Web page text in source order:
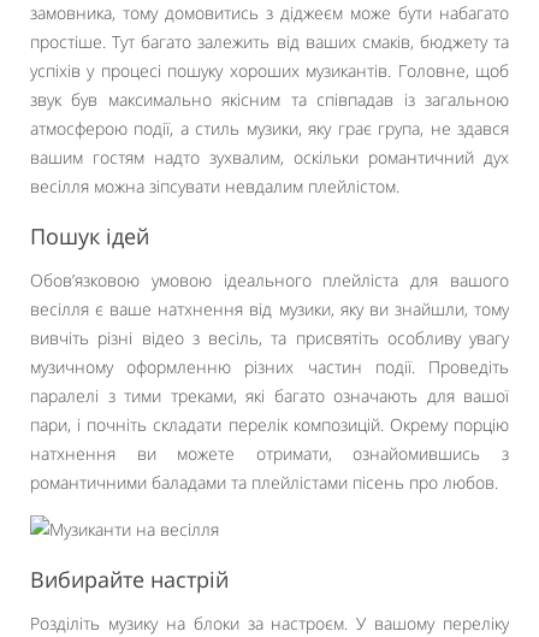
замовника, тому домовитись з діджеєм може бути набагато
простіше. Тут багато залежить від ваших смаків, бюджету та
успіхів у процесі пошуку хороших музикантів. Головне, щоб
звук був максимально якісним та співпадав із загальною
атмосферою події, а стиль музики, яку грає група, не здався
вашим гостям надто зухвалим, оскільки романтичний дух
весілля можна зіпсувати невдалим плейлістом.
Пошук ідей
Обов’язковою умовою ідеального плейліста для вашого
весілля є ваше натхнення від музики, яку ви знайшли, тому
вивчіть різні відео з весіль, та присвятіть особливу увагу
музичному оформленню різних частин події. Проведіть
паралелі з тими треками, які багато означають для вашої
пари, і почніть складати перелік композицій. Окрему порцію
натхнення ви можете отримати, ознайомившись з
романтичними баладами та плейлістами пісень про любов.
Вибирайте настрій
Розділіть музику на блоки за настроєм. У вашому переліку